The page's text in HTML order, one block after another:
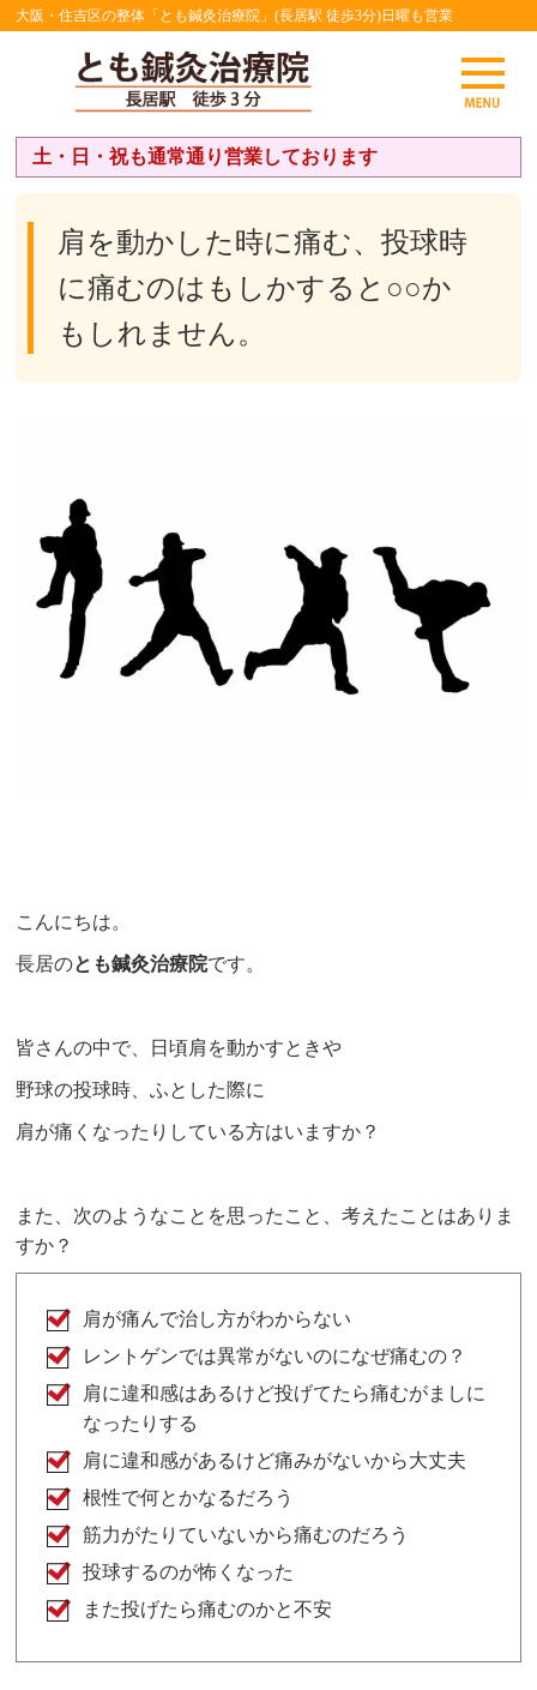
大阪・住吉区の整体「とも鍼灸治療院」(長居駅 徒歩3分)日曜も営業
土・日・祝も通常通り営業しております
肩を動かした時に痛む、投球時
に痛むのはもしかすると○○か
もしれません。
こんにちは。
長居のとも鍼灸治療院です。
皆さんの中で、日頃肩を動かすときや
野球の投球時、ふとした際に
肩が痛くなったりしている方はいますか？
また、次のようなことを思ったこと、考えたことはありま
すか？
肩が痛んで治し方がわからない
レントゲンでは異常がないのになぜ痛むの？
肩に違和感はあるけど投げてたら痛むがましに
なったりする
肩に違和感があるけど痛みがないから大丈夫
根性で何とかなるだろう
筋力がたりていないから痛むのだろう
投球するのが怖くなった
また投げたら痛むのかと不安